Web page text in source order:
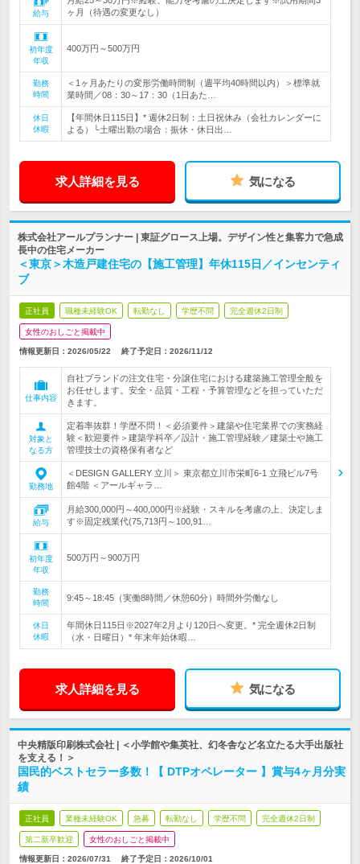
給与
ヶ月（待遇の変更なし）
初年度
年収
400万円～500万円
勤務
時間
＜1ヶ月あたりの変形労働時間制（週平均40時間以内）＞標準就
業時間／08：30～17：30（1日あた…
休日
休暇
【年間休日115日】* 週休2日制：土日祝休み（会社カレンダーに
よる）└土曜出勤の場合：振休・休日出…
求人詳細を見る 気になる
株式会社アールプランナー | 東証グロース上場。デザイン性と集客力で急成
長中の住宅メーカー
＜東京＞木造戸建住宅の【施工管理】年休115日／インセンティ
ブ
正社員 職種未経験OK 転勤なし 学歴不問 完全週休2日制
女性のおしごと掲載中
情報更新日：2026/05/22 終了予定日： 2026/11/12
仕事内容
自社ブランドの注文住宅・分譲住宅における建築施工管理全般を
お任せします。安全・品質・工程・予算管理などを担っていただ
きます。
対象と
なる方
定着率抜群！学歴不問！＜必須要件＞建築や住宅業界での実務経
験＜歓迎要件＞建築学科卒／設計・施工管理経験／建築士や施工
管理技士の資格保有者など
勤務地
＜DESIGN GALLERY 立川＞ 東京都立川市栄町6-1 立飛ビル7号
館4階 ＜アールギャラ…
給与
月給300,000円～400,000円※経験・スキルを考慮の上、決定しま
す※固定残業代(75,713円～100,91…
初年度
年収
500万円～900万円
勤務
時間
9:45～18:45（実働8時間／休憩60分）時間外労働なし
休日
休暇
年間休日115日※2027年2月より120日へ変更。* 完全週休2日制
（水・日曜日）* 年末年始休暇…
求人詳細を見る 気になる
中央精版印刷株式会社 | ＜小学館や集英社、幻冬舎など名立たる大手出版社
を支える！＞
国民的ベストセラー多数！【 DTPオペレーター 】賞与4ヶ月分実
績
正社員 業種未経験OK 急募 転勤なし 学歴不問 完全週休2日制
第二新卒歓迎 女性のおしごと掲載中
情報更新日：2026/07/31 終了予定日： 2026/10/01